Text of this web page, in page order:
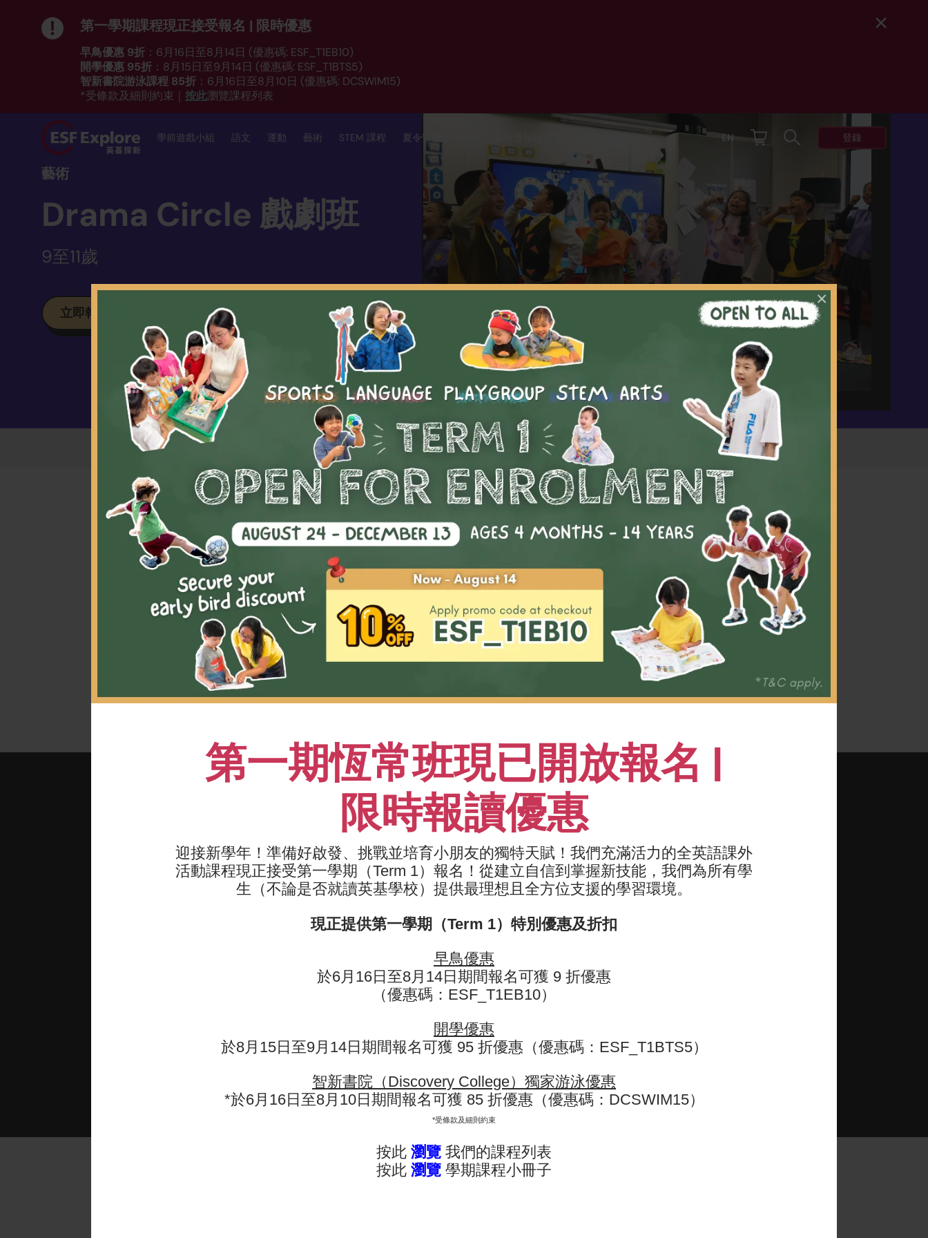
第一期恆常班現已開放報名 |
限時報讀優惠
迎接新學年！準備好啟發、挑戰並培育小朋友的獨特天賦！我們充滿活力的全英語課外
活動課程現正接受第一學期（Term 1）報名！ 從建立自信到掌握新技能，我們為所有學
生（不論是否就讀英基學校）提供最理想且全方位支援的學習環境。
現正提供第一學期（Term 1）特別優惠及折扣
早鳥優惠
於6月16日至8月14日期間報名可獲 9 折優惠
（優惠碼：ESF_T1EB10）
開學優惠
於8月15日至9月14日期間報名可獲 95 折優惠（優惠碼：ESF_T1BTS5）
智新書院（Discovery College）獨家游泳優惠
*於6月16日至8月10日期間報名可獲 85 折優惠（優惠碼：DCSWIM15）
*受條款及細則約束
按此 瀏覽 我們的課程列表
按此 瀏覽 學期課程小冊子
×
第一學期課程現正接受報名 | 限時優惠
早鳥優惠 9折 ：6月16日至8月14日 (優惠碼: ESF_T1EB10)
開學優惠 95折 ：8月15日至9月14日 (優惠碼: ESF_T1BTS5)
智新書院游泳課程 85折 ：6月16日至8月10日 (優惠碼: DCSWIM15)
*受條款及細則約束｜ 按此瀏覽課程列表
學前遊戲小組 語文 運動 藝術 STEM 課程 夏令營概覽 2026 EN 登錄
藝術
Drama Circle 戲劇班
9至11歲
立即報名
課程介紹 重點及學習成果 學期時間表 備註
課程介紹
釋放孩子的創造力！Drama Circle 戲劇班是一門具有挑戰性的演藝課程，適合
讓年輕表演者開始他們的表演藝術之旅或進一步磨練他們的表演技巧，幫助學
生們發展藝術技巧及創意表達。
讓他們參與表演和戲劇的創造性表達，幫助他們通過健康的表演，形成有效的
情感表達方式，為學生在成長過程中發抒發情感和交流想法提供平台。
課程結束時，家長將獲邀出席觀賞學生的演出。
重點及學習成果
01 培養基礎戲劇技能，包括聲音投射、發音、表達和演示
02 探索人物塑造和劇本閱讀
03 單獨表演和參與集體表演
05
專注於您選擇的戲劇工藝，包括道具製作、宣傳、服裝設計和佈
景設計
參與期末表演
2025-2026年度課程現正接受報名 - 查看課程年曆：